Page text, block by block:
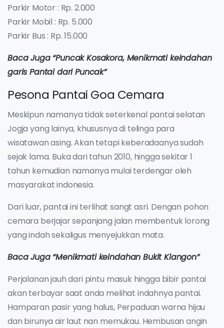
Parkir Motor : Rp. 2.000
Parkir Mobil : Rp. 5.000
Parkir Bus : Rp. 15.000
Baca Juga “Puncak Kosakora, Menikmati keindahan
garis Pantai dari Puncak”
Pesona Pantai Goa Cemara
Meskipun namanya tidak seterkenal pantai selatan
Jogja yang lainya, khususnya di telinga para
wisatawan asing. Akan tetapi keberadaanya sudah
sejak lama. Buka dari tahun 2010, hingga sekitar 1
tahun kemudian namanya mulai terdengar oleh
masyarakat indonesia.
Dari luar, pantai ini terlihat sangt asri. Dengan pohon
cemara berjajar sepanjang jalan membentuk lorong
yang indah sekaligus menyejukkan mata.
Baca Juga “Menikmati keindahan Bukit Klangon”
Perjalanan jauh dari pintu masuk hingga bibir pantai
akan terbayar saat anda melihat indahnya pantai.
Hamparan pasir yang halus, Perpaduan warna hijau
dan birunya air laut nan memukau. Hembusan angin